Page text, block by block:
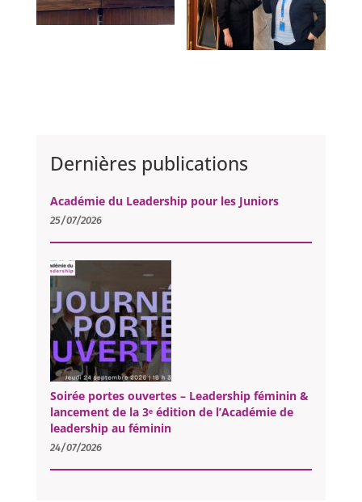
Dernières publications
Académie du Leadership pour les Juniors
25/07/2026
Soirée portes ouvertes – Leadership féminin &
lancement de la 3ᵉ édition de l’Académie de
leadership au féminin
24/07/2026